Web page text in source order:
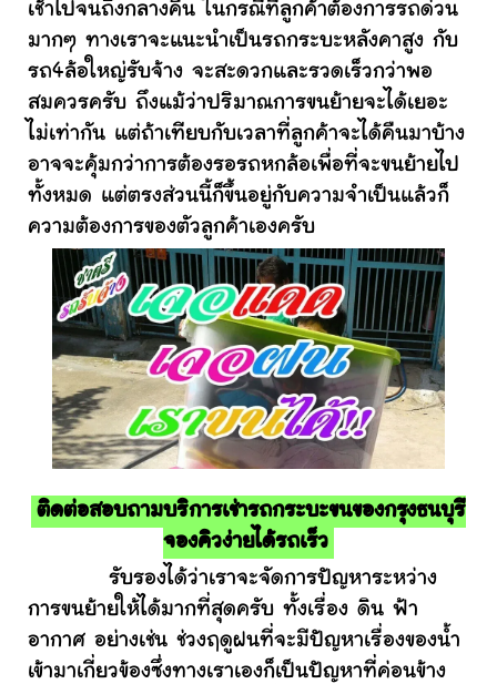
เช้าไปจนถึงกลางคืน ในกรณีที่ลูกค้าต้องการรถด่วน
มากๆ ทางเราจะแนะนำเป็นรถกระบะหลังคาสูง กับ
รถ4ล้อใหญ่รับจ้าง จะสะดวกและรวดเร็วกว่าพอ
สมควรครับ ถึงแม้ว่าปริมาณการขนย้ายจะได้เยอะ
ไม่เท่ากัน แต่ถ้าเทียบกับเวลาที่ลูกค้าจะได้คืนมาบ้าง
อาจจะคุ้มกว่าการต้องรอรถหกล้อเพื่อที่จะขนย้ายไป
ทั้งหมด แต่ตรงส่วนนี้ก็ขึ้นอยู่กับความจำเป็นแล้วก็
ความต้องการของตัวลูกค้าเองครับ
ติดต่อสอบถามบริการเช่ารถกระบะขนของกรุงธนบุรี
จองคิวง่ายได้รถเร็ว
รับรองได้ว่าเราจะจัดการปัญหาระหว่าง
การขนย้ายให้ได้มากที่สุดครับ ทั้งเรื่อง ดิน ฟ้า
อากาศ อย่างเช่น ช่วงฤดูฝนที่จะมีปัญหาเรื่องของน้ำ
เข้ามาเกี่ยวข้องซึ่งทางเราเองก็เป็นปัญหาที่ค่อนข้าง